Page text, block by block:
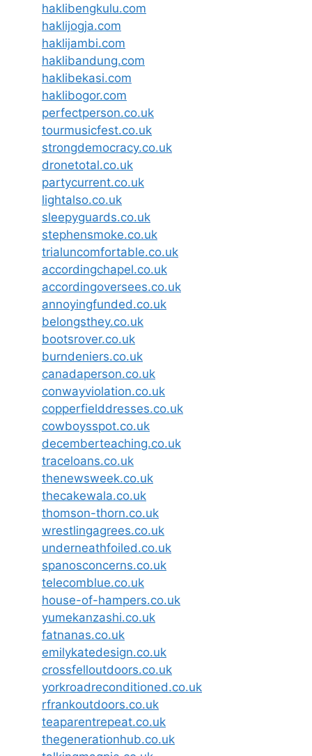
haklibengkulu.com
haklijogja.com
haklijambi.com
haklibandung.com
haklibekasi.com
haklibogor.com
perfectperson.co.uk
tourmusicfest.co.uk
strongdemocracy.co.uk
dronetotal.co.uk
partycurrent.co.uk
lightalso.co.uk
sleepyguards.co.uk
stephensmoke.co.uk
trialuncomfortable.co.uk
accordingchapel.co.uk
accordingoversees.co.uk
annoyingfunded.co.uk
belongsthey.co.uk
bootsrover.co.uk
burndeniers.co.uk
canadaperson.co.uk
conwayviolation.co.uk
copperfielddresses.co.uk
cowboysspot.co.uk
decemberteaching.co.uk
traceloans.co.uk
thenewsweek.co.uk
thecakewala.co.uk
thomson-thorn.co.uk
wrestlingagrees.co.uk
underneathfoiled.co.uk
spanosconcerns.co.uk
telecomblue.co.uk
house-of-hampers.co.uk
yumekanzashi.co.uk
fatnanas.co.uk
emilykatedesign.co.uk
crossfelloutdoors.co.uk
yorkroadreconditioned.co.uk
rfrankoutdoors.co.uk
teaparentrepeat.co.uk
thegenerationhub.co.uk